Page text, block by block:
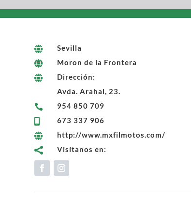

Sevilla

Moron de la Frontera

Dirección:
Avda. Arahal, 23.

954 850 709

673 337 906

http://www.mxfilmotos.com/

Visítanos en: